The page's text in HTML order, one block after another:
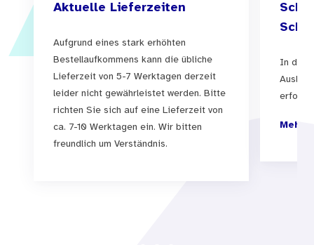
Aktuelle Lieferzeiten
Aufgrund eines stark erhöhten
Bestellaufkommens kann die übliche
Lieferzeit von 5-7 Werktagen derzeit
leider nicht gewährleistet werden. Bitte
richten Sie sich auf eine Lieferzeit von
ca. 7-10 Werktagen ein. Wir bitten
freundlich um Verständnis.
In der
Mehr